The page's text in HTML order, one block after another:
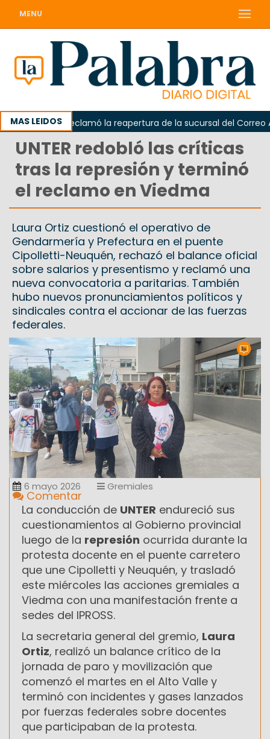
MENU
MAS LEIDOS
Odarda reclamó la reapertura de la sucursal del Correo
UNTER redobló las críticas
tras la represión y terminó
el reclamo en Viedma
Laura Ortiz cuestionó el operativo de
Gendarmería y Prefectura en el puente
Cipolletti-Neuquén, rechazó el balance oficial
sobre salarios y presentismo y reclamó una
nueva convocatoria a paritarias. También
hubo nuevos pronunciamientos políticos y
sindicales contra el accionar de las fuerzas
federales.
6 mayo 2026 Gremiales
Comentar
La conducción de UNTER endureció sus
cuestionamientos al Gobierno provincial
luego de la represión ocurrida durante la
protesta docente en el puente carretero
que une Cipolletti y Neuquén, y trasladó
este miércoles las acciones gremiales a
Viedma con una manifestación frente a
sedes del IPROSS.
La secretaria general del gremio, Laura
Ortiz, realizó un balance crítico de la
jornada de paro y movilización que
comenzó el martes en el Alto Valle y
terminó con incidentes y gases lanzados
por fuerzas federales sobre docentes
que participaban de la protesta.